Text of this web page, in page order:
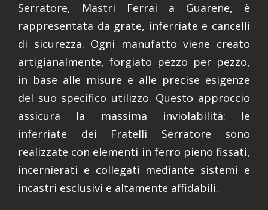
Serratore, Mastri Ferrai a Guarene, è
rappresentata da grate, inferriate e cancelli
di sicurezza. Ogni manufatto viene creato
artigianalmente, forgiato pezzo per pezzo,
in base alle misure e alle precise esigenze
del suo specifico utilizzo. Questo approccio
assicura la massima inviolabilità: le
inferriate dei Fratelli Serratore sono
realizzate con elementi in ferro pieno fissati,
incernierati e collegati mediante sistemi e
incastri esclusivi e altamente affidabili.